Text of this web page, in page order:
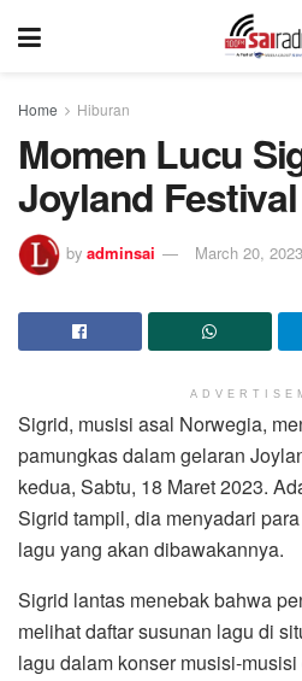
Home Hiburan
Momen Lucu
Joyland
by adminsai March 20, 2023
Sigrid, musisi asal Norwegia,
pamungkas dalam gelaran
kedua, Sabtu, 18 Maret 2023.
Sigrid tampil, dia menyadari
lagu yang akan dibawakannya.
Sigrid lantas menebak bahwa
melihat daftar susunan lagu di
lagu dalam konser musisi-musisi